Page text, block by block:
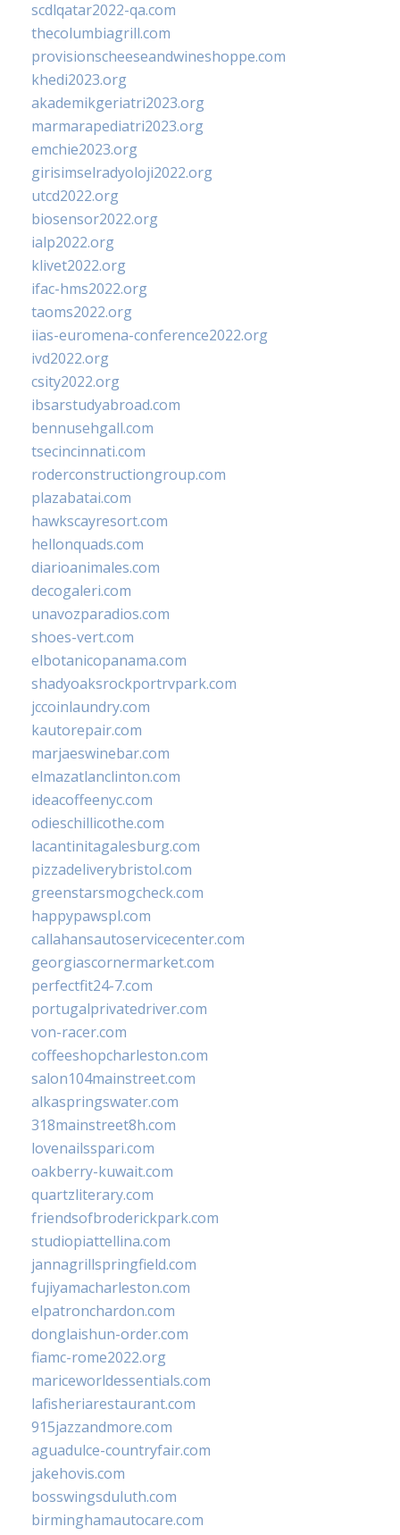
scdlqatar2022-qa.com
thecolumbiagrill.com
provisionscheeseandwineshoppe.com
khedi2023.org
akademikgeriatri2023.org
marmarapediatri2023.org
emchie2023.org
girisimselradyoloji2022.org
utcd2022.org
biosensor2022.org
ialp2022.org
klivet2022.org
ifac-hms2022.org
taoms2022.org
iias-euromena-conference2022.org
ivd2022.org
csity2022.org
ibsarstudyabroad.com
bennusehgall.com
tsecincinnati.com
roderconstructiongroup.com
plazabatai.com
hawkscayresort.com
hellonquads.com
diarioanimales.com
decogaleri.com
unavozparadios.com
shoes-vert.com
elbotanicopanama.com
shadyoaksrockportrvpark.com
jccoinlaundry.com
kautorepair.com
marjaeswinebar.com
elmazatlanclinton.com
ideacoffeenyc.com
odieschillicothe.com
lacantinitagalesburg.com
pizzadeliverybristol.com
greenstarsmogcheck.com
happypawspl.com
callahansautoservicecenter.com
georgiascornermarket.com
perfectfit24-7.com
portugalprivatedriver.com
von-racer.com
coffeeshopcharleston.com
salon104mainstreet.com
alkaspringswater.com
318mainstreet8h.com
lovenailsspari.com
oakberry-kuwait.com
quartzliterary.com
friendsofbroderickpark.com
studiopiattellina.com
jannagrillspringfield.com
fujiyamacharleston.com
elpatronchardon.com
donglaishun-order.com
fiamc-rome2022.org
mariceworldessentials.com
lafisheriarestaurant.com
915jazzandmore.com
aguadulce-countryfair.com
jakehovis.com
bosswingsduluth.com
birminghamautocare.com